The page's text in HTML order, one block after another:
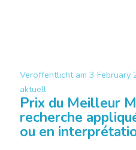
Veröffentlicht am 3 February
aktuell
Prix du Meilleur
recherche
ou en